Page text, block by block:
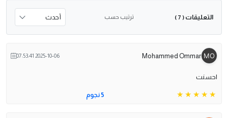
التعليقات ( 7 ) ترتيب حسب
Mohammed Ommar
2025-10-06 07:53:41
احسنت
5 نجوم